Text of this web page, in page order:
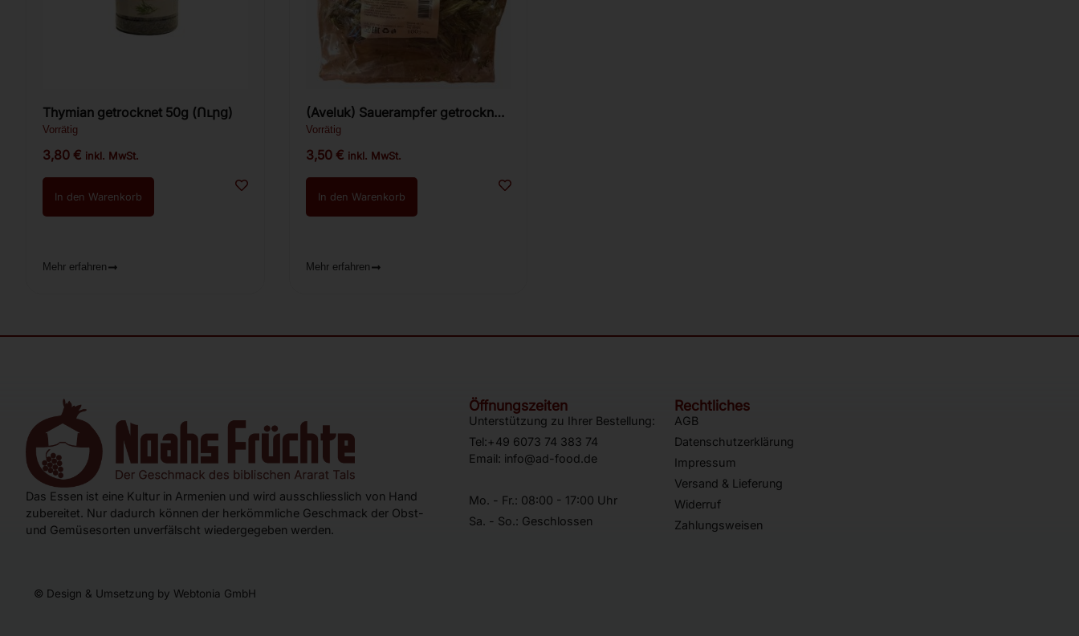
Thymian getrocknet 50g (Ուրց)
Vorrätig
3,80 € inkl. MwSt.
In den Warenkorb
Mehr erfahren
(Aveluk) Sauerampfer getrocknet
100g
Vorrätig
3,50 € inkl. MwSt.
In den Warenkorb
Mehr erfahren
Das Essen ist eine Kultur in Armenien und wird ausschliesslich von Hand
zubereitet. Nur dadurch können der herkömmliche Geschmack der Obst-
und Gemüsesorten unverfälscht wiedergegeben werden.
Öffnungszeiten
Unterstützung zu Ihrer Bestellung:
Tel:+49 6073 74 383 74
Email: info@ad-food.de
Mo. - Fr.: 08:00 - 17:00 Uhr
Sa. - So.: Geschlossen
Rechtliches
AGB
Datenschutzerklärung
Impressum
Versand & Lieferung
Widerruf
Zahlungsweisen
© Design & Umsetzung by Webtonia GmbH